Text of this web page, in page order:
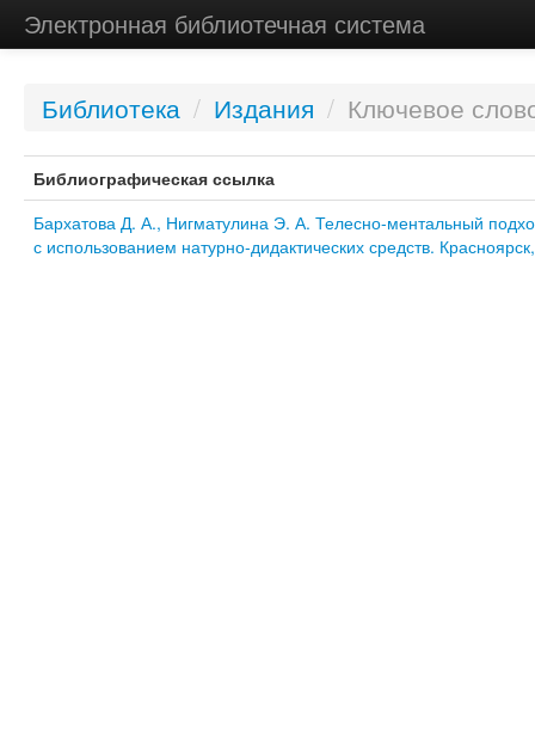
Электронная библиотечная система
Библиотека / Издания / Ключевое
Библиографическая ссылка
Бархатова Д. А., Нигматулина Э. А. Телесно-ментальный
с использованием натурно-дидактических средств.